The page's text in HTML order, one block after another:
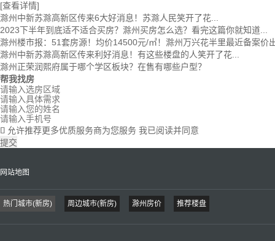
[查看详情]
滁州中新苏滁高新区传来6大好消息！苏滁人民笑开了花...
2023下半年到底适不适合买房？滁州买房怎么选？看完这篇你就知道...
滁州楼市报：51套房源！均价14500元/㎡！滁州万兴花半里最近备案价
滁州中新苏滁高新区传来利好消息！有这些楼盘的人笑开了花...
滁州正荣润熙府属于哪个学区板块？在售有哪些户型？
帮我找房
 允许推荐更多优质服务商为您服务 我已阅读并同意
提交
网站地图
热门城市(新房) 周边城市(新房) 滁州房价 推荐楼盘